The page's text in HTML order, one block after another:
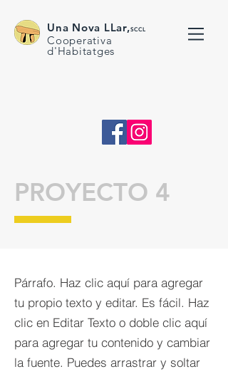
Una Nova LLar,SCCL
Cooperativa
d'Habitatges
PROYECTO 4
Párrafo. Haz clic aquí para agregar
tu propio texto y editar. Es fácil. Haz
clic en Editar Texto o doble clic aquí
para agregar tu contenido y cambiar
la fuente. Puedes arrastrar y soltar